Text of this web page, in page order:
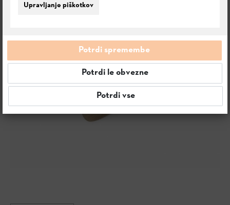
Upravljanje piškotkov
Potrdi spremembe
Potrdi le obvezne
Potrdi vse